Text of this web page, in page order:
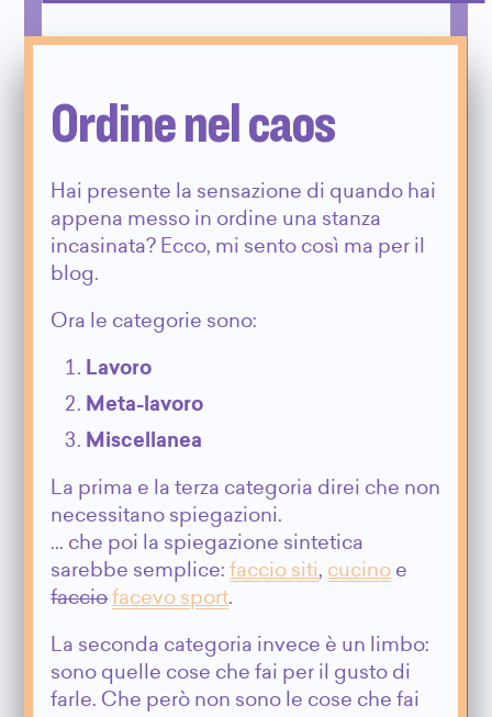
Ordine nel caos
Hai presente la sensazione di quando hai
appena messo in ordine una stanza
incasinata? Ecco, mi sento così ma per il
blog.
Ora le categorie sono:
Lavoro
Meta-lavoro
Miscellanea
La prima e la terza categoria direi che non
necessitano spiegazioni.
... che poi la spiegazione sintetica
sarebbe semplice:faccio siti, cucino e
faccio facevo sport.
La seconda categoria invece è un limbo:
sono quelle cose che fai per il gusto di
farle. Che però non sono le cose che fai